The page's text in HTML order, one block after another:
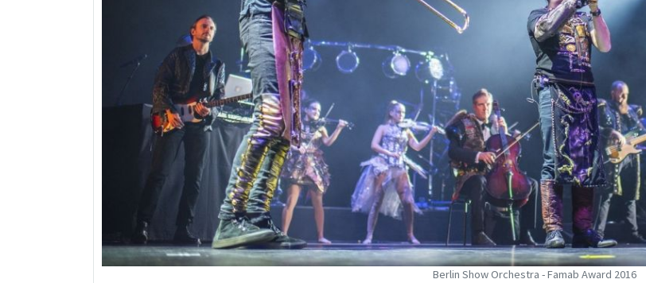
Berlin Show Orchestra - Famab Award 2016